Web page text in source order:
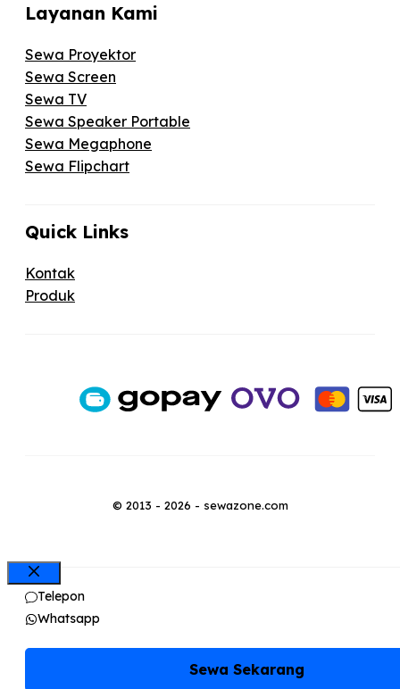
Layanan Kami
Sewa Proyektor
Sewa Screen
Sewa TV
Sewa Speaker Portable
Sewa Megaphone
Sewa Flipchart
Quick Links
Kontak
Produk
© 2013 - 2026 - sewazone.com
Close
Telepon
Whatsapp
Sewa Sekarang